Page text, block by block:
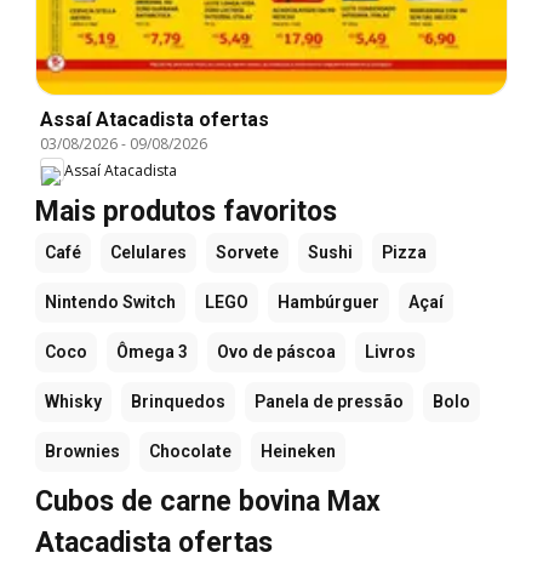
Assaí Atacadista ofertas
03/08/2026- 09/08/2026
Assaí Atacadista
Mais produtos favoritos
Café Celulares Sorvete Sushi Pizza
Nintendo Switch LEGO Hambúrguer Açaí
Coco Ômega 3 Ovo de páscoa Livros
Whisky Brinquedos Panela de pressão Bolo
Brownies Chocolate Heineken
Cubos de carne bovina Max
Atacadista ofertas